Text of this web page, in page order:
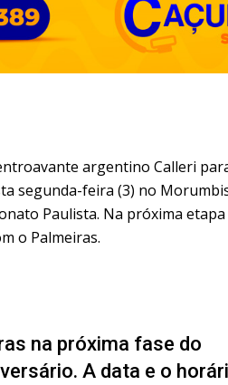
argentino Calleri
segunda-feira (3) no
Paulista. Na próxima etapa
o Palmeiras.
na próxima fase do
A data e o